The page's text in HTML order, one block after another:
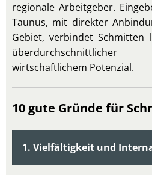
regionale Arbeitgeber.
Taunus, mit direkter
Gebiet, verbindet Schmitten
wirtschaftlichem Potenzial.
10 gute Gründe für
1. Vielfältigkeit und